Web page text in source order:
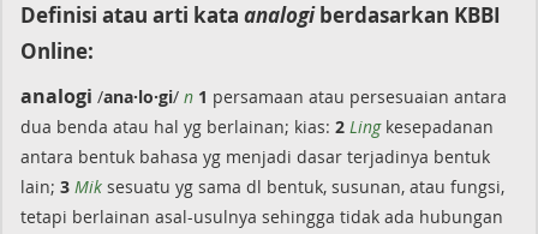
Definisi atau arti kata analogiberdasarkan KBBI
Online:
analogi /ana·lo·gi/ n 1 persamaan atau persesuaian antara
dua benda atau hal yg berlainan; kias: 2 Lingkesepadanan
antara bentuk bahasa yg menjadi dasar terjadinya bentuk
lain; 3 Mik sesuatu yg sama dl bentuk, susunan, atau fungsi,
tetapi berlainan asal-usulnya sehingga tidak ada hubungan